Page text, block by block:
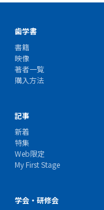
歯学書
書籍
映像
著者一覧
購入方法
記事
新着
特集
Web限定
My First Stage
学会・研修会